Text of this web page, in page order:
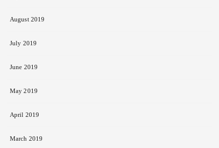
August 2019
July 2019
June 2019
May 2019
April 2019
March 2019